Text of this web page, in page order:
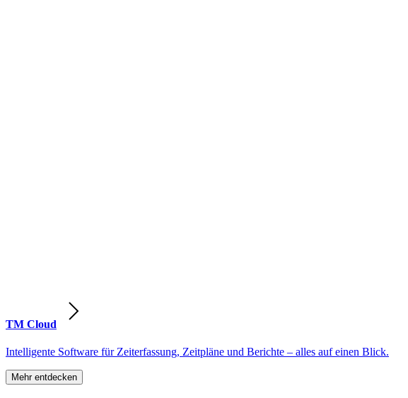
TM Cloud
Intelligente Software für Zeiterfassung, Zeitpläne und Berichte – alles auf einen Blick.
Mehr entdecken